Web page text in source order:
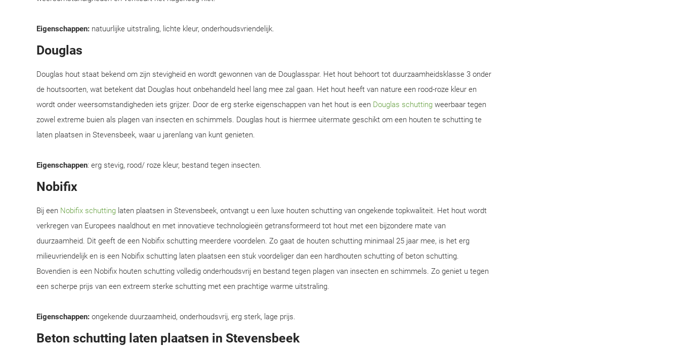
Eigenschappen: natuurlijke uitstraling, lichte kleur, onderhoudsvriendelijk.
Douglas
Douglas hout staat bekend om zijn stevigheid en wordt gewonnen van de Douglasspar. Het hout behoort tot duurzaamheidsklasse 3 onder
de houtsoorten, wat betekent dat Douglas hout onbehandeld heel lang mee zal gaan. Het hout heeft van nature een rood-roze kleur en
wordt onder weersomstandigheden iets grijzer. Door de erg sterke eigenschappen van het hout is een Douglas schutting weerbaar tegen
zowel extreme buien als plagen van insecten en schimmels. Douglas hout is hiermee uitermate geschikt om een houten te schutting te
laten plaatsen in Stevensbeek, waar u jarenlang van kunt genieten.
Eigenschappen: erg stevig, rood/ roze kleur, bestand tegen insecten.
Nobifix
Bij een Nobifix schutting laten plaatsen in Stevensbeek, ontvangt u een luxe houten schutting van ongekende topkwaliteit. Het hout wordt
verkregen van Europees naaldhout en met innovatieve technologieën getransformeerd tot hout met een bijzondere mate van
duurzaamheid. Dit geeft de een Nobifix schutting meerdere voordelen. Zo gaat de houten schutting minimaal 25 jaar mee, is het erg
milieuvriendelijk en is een Nobifix schutting laten plaatsen een stuk voordeliger dan een hardhouten schutting of beton schutting.
Bovendien is een Nobifix houten schutting volledig onderhoudsvrij en bestand tegen plagen van insecten en schimmels. Zo geniet u tegen
een scherpe prijs van een extreem sterke schutting met een prachtige warme uitstraling.
Eigenschappen: ongekende duurzaamheid, onderhoudsvrij, erg sterk, lage prijs.
Beton schutting laten plaatsen in Stevensbeek